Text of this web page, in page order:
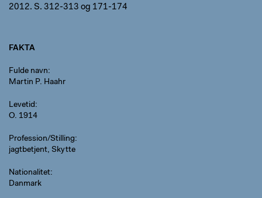
2012. S. 312-313 og 171-174
FAKTA
Fulde navn
Martin P. Haahr
Levetid
O. 1914
Profession/Stilling
jagtbetjent, Skytte
Nationalitet
Danmark